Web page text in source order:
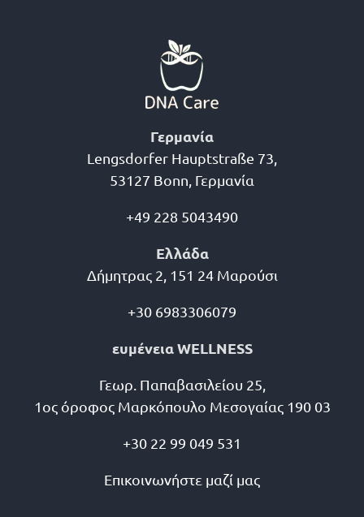
Γερμανία
Lengsdorfer Hauptstraße 73,
53127 Bonn, Γερμανία
+49 228 5043490
Ελλάδα
Δήμητρας 2, 151 24 Μαρούσι
+30 6983306079
ευμένεια WELLNESS
Γεωρ. Παπαβασιλείου 25,
1ος όροφος Μαρκόπουλο Μεσογαίας 190 03
+30 22 99 049 531
Επικοινωνήστε μαζί μας